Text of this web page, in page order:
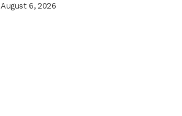
Terminal
August 6, 2026